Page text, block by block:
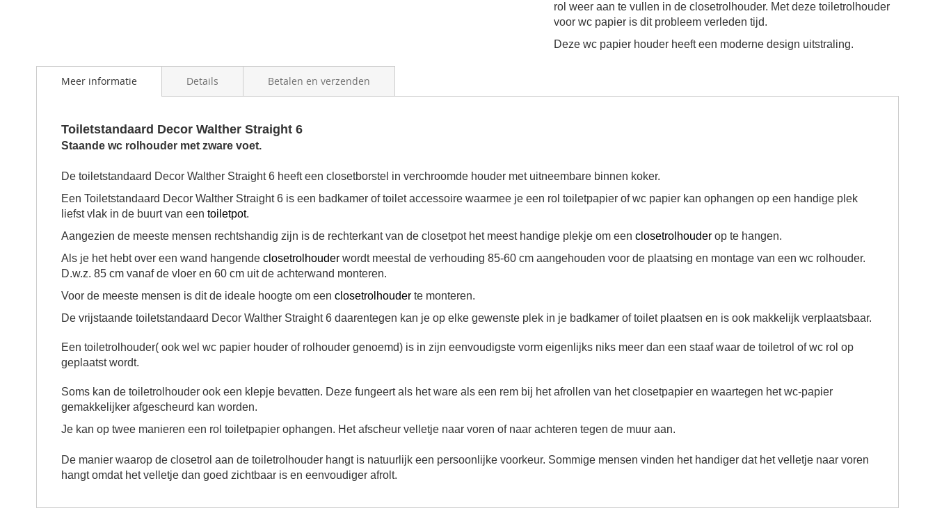
rol weer aan te vullen in de closetrolhouder. Met deze toiletrolhouder
voor wc papier is dit probleem verleden tijd.
Deze wc papier houder heeft een moderne design uitstraling.
Meer informatie
Toiletstandaard Decor Walther Straight 6
Staande wc rolhouder met zware voet.
De toiletstandaard Decor Walther Straight 6 heeft een closetborstel in verchroomde houder met uitneembare binnen koker.
Een Toiletstandaard Decor Walther Straight 6 is een badkamer of toilet accessoire waarmee je een rol toiletpapier of wc papier kan ophangen op een handige plek
liefst vlak in de buurt van een toiletpot.
Aangezien de meeste mensen rechtshandig zijn is de rechterkant van de closetpot het meest handige plekje om een closetrolhouder op te hangen.
Als je het hebt over een wand hangende closetrolhouder wordt meestal de verhouding 85-60 cm aangehouden voor de plaatsing en montage van een wc rolhouder.
D.w.z. 85 cm vanaf de vloer en 60 cm uit de achterwand monteren.
Voor de meeste mensen is dit de ideale hoogte om een closetrolhouder te monteren.
De vrijstaande toiletstandaard Decor Walther Straight 6 daarentegen kan je op elke gewenste plek in je badkamer of toilet plaatsen en is ook makkelijk verplaatsbaar.
Een toiletrolhouder( ook wel wc papier houder of rolhouder genoemd) is in zijn eenvoudigste vorm eigenlijks niks meer dan een staaf waar de toiletrol of wc rol op
geplaatst wordt.
Soms kan de toiletrolhouder ook een klepje bevatten. Deze fungeert als het ware als een rem bij het afrollen van het closetpapier en waartegen het wc-papier
gemakkelijker afgescheurd kan worden.
Je kan op twee manieren een rol toiletpapier ophangen. Het afscheur velletje naar voren of naar achteren tegen de muur aan.
De manier waarop de closetrol aan de toiletrolhouder hangt is natuurlijk een persoonlijke voorkeur. Sommige mensen vinden het handiger dat het velletje naar voren
hangt omdat het velletje dan goed zichtbaar is en eenvoudiger afrolt.
Details Betalen en verzenden